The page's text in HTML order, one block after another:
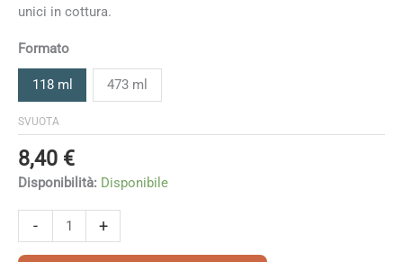
29,20 €
unici in cottura.
Formato
118 ml 473 ml
SVUOTA
8,40 €
Disponibilità: Disponibile
-
quantità
+